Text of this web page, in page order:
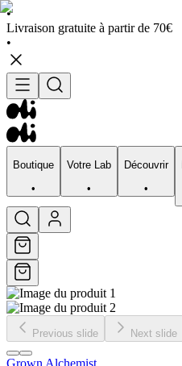
•
Livraison gratuite à partir de 70€
•
Boutique
•
Votre Lab
•
Découvrir
•
Boutique
•
Votre Lab
Visage
Previous slide Next slide
Grown Alchemist